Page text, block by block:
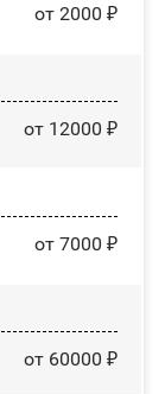
от 2000 ₽
от 12000 ₽
от 7000 ₽
от 60000 ₽